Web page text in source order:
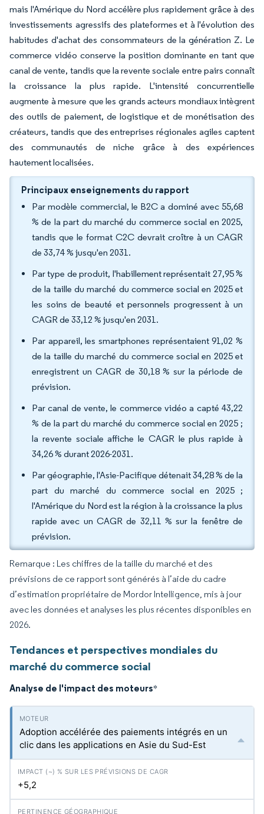
mais l'Amérique du Nord accélère plus rapidement grâce à des
investissements agressifs des plateformes et à l'évolution des
habitudes d'achat des consommateurs de la génération Z. Le
commerce vidéo conserve la position dominante en tant que
canal de vente, tandis que la revente sociale entre pairs connaît
la croissance la plus rapide. L'intensité concurrentielle
augmente à mesure que les grands acteurs mondiaux intègrent
des outils de paiement, de logistique et de monétisation des
créateurs, tandis que des entreprises régionales agiles captent
des communautés de niche grâce à des expériences
hautement localisées.
Principaux enseignements du rapport
Par modèle commercial, le B2C a dominé avec 55,68
% de la part du marché du commerce social en 2025,
tandis que le format C2C devrait croître à un CAGR
de 33,74 % jusqu'en 2031.
Par type de produit, l'habillement représentait 27,95 %
de la taille du marché du commerce social en 2025 et
les soins de beauté et personnels progressent à un
CAGR de 33,12 % jusqu'en 2031.
Par appareil, les smartphones représentaient 91,02 %
de la taille du marché du commerce social en 2025 et
enregistrent un CAGR de 30,18 % sur la période de
prévision.
Par canal de vente, le commerce vidéo a capté 43,22
% de la part du marché du commerce social en 2025 ;
la revente sociale affiche le CAGR le plus rapide à
34,26 % durant 2026-2031.
Par géographie, l'Asie-Pacifique détenait 34,28 % de la
part du marché du commerce social en 2025 ;
l'Amérique du Nord est la région à la croissance la plus
rapide avec un CAGR de 32,11 % sur la fenêtre de
prévision.
Remarque : Les chiffres de la taille du marché et des
prévisions de ce rapport sont générés à l’aide du cadre
d’estimation propriétaire de Mordor Intelligence, mis à jour
avec les données et analyses les plus récentes disponibles en
2026.
Tendances et perspectives mondiales du
marché du commerce social
Analyse de l'impact des moteurs*
Adoption accélérée des paiements intégrés en un
clic dans les applications en Asie du Sud-Est
+5,2